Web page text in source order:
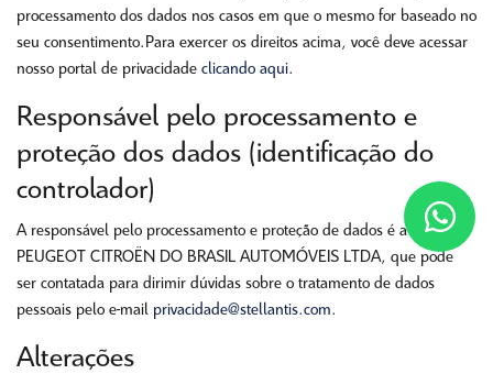
processamento dos dados nos casos em que o mesmo for baseado no
seu consentimento.Para exercer os direitos acima, você deve acessar
nosso portal de privacidade clicando aqui.
Responsável pelo processamento e
proteção dos dados (identificação do
controlador)
A responsável pelo processamento e proteção de dados é a A
PEUGEOT CITROËN DO BRASIL AUTOMÓVEIS LTDA, que pode
ser contatada para dirimir dúvidas sobre o tratamento de dados
pessoais pelo e-mail privacidade@stellantis.com.
Alterações